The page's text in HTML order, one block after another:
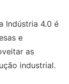
Indústria 4.0 é
e
as
industrial.